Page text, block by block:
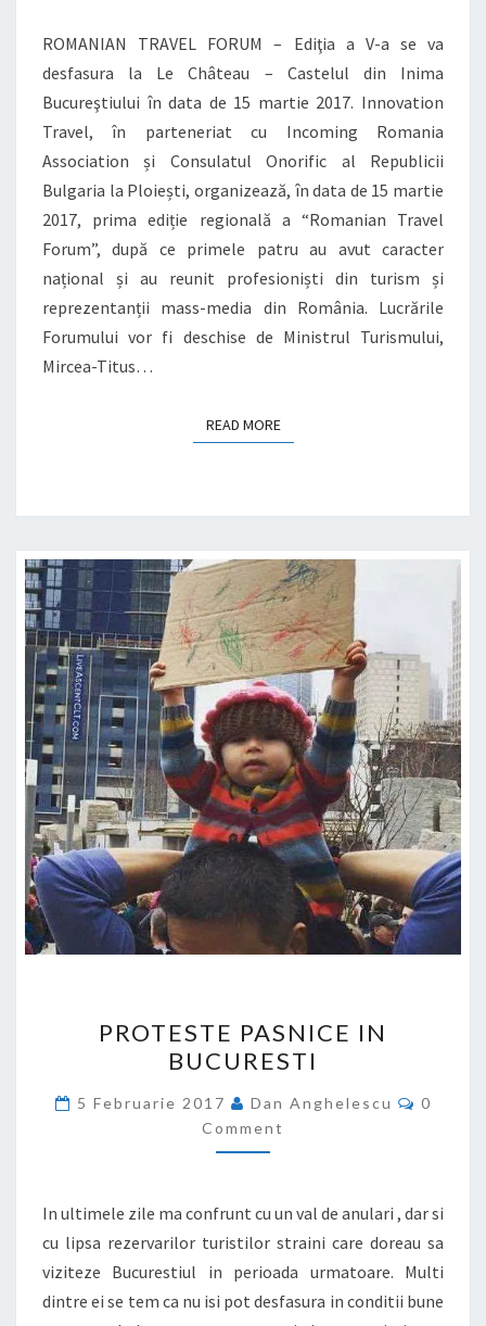
A
ROMANIAN TRAVEL FORUM – Ediţia a V-a se va
desfasura la Le Château – Castelul din Inima
Bucureştiului în data de 15 martie 2017. Innovation
Travel, în parteneriat cu Incoming Romania
Association și Consulatul Onorific al Republicii
Bulgaria la Ploiești, organizează, în data de 15 martie
2017, prima ediție regională a “Romanian Travel
Forum”, după ce primele patru au avut caracter
național și au reunit profesioniști din turism și
reprezentanții mass-media din România. Lucrările
Forumului vor fi deschise de Ministrul Turismului,
Mircea-Titus…
READ MOREREAD MORE
PASNICE
IN
BUCURESTI
PROTESTE PASNICE IN
BUCURESTI
5 Februarie 2017 Dan Anghelescu
0
Comment
In ultimele zile ma confrunt cu un val de anulari , dar si
cu lipsa rezervarilor turistilor straini care doreau sa
viziteze Bucurestiul in perioada urmatoare. Multi
dintre ei se tem ca nu isi pot desfasura in conditii bune